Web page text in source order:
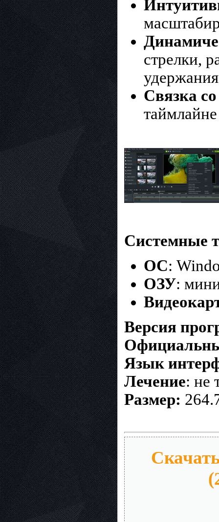
стрелки,
Связка
Системные
ОС:
ОЗУ:
Версия
Язык
Лечение: не
Размер: